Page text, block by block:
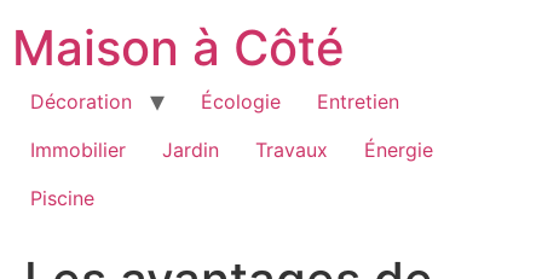
contenu
Maison à Côté
Décoration Écologie
Entretien
Immobilier
Jardin Travaux
Énergie
Piscine